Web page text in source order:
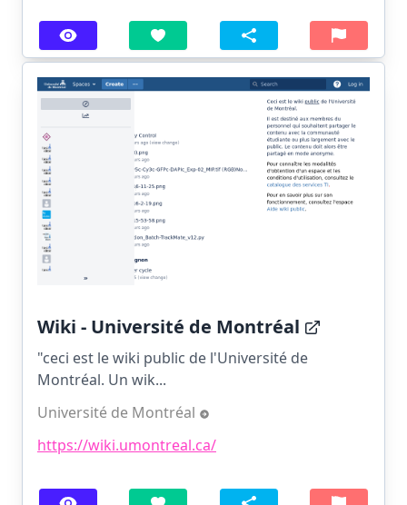
Wiki - Université de Montréal
"ceci est le wiki public de l'Université de
Montréal. Un wik...
Université de Montréal
https://wiki.umontreal.ca/